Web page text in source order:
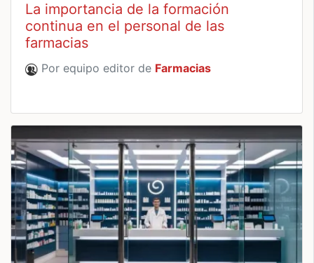
La importancia de la formación
continua en el personal de las
farmacias
Por equipo editor de Farmacias